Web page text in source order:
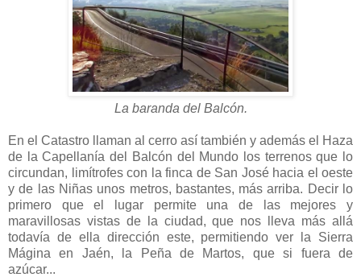
La baranda del Balcón.
En el Catastro llaman al cerro así también y además el Haza
de la Capellanía del Balcón del Mundo los terrenos que lo
circundan, limítrofes con la finca de San José hacia el oeste
y de las Niñas unos metros, bastantes, más arriba. Decir lo
primero que el lugar permite una de las mejores y
maravillosas vistas de la ciudad, que nos lleva más allá
todavía de ella dirección este, permitiendo ver la Sierra
Mágina en Jaén, la Peña de Martos, que si fuera de
azúcar...